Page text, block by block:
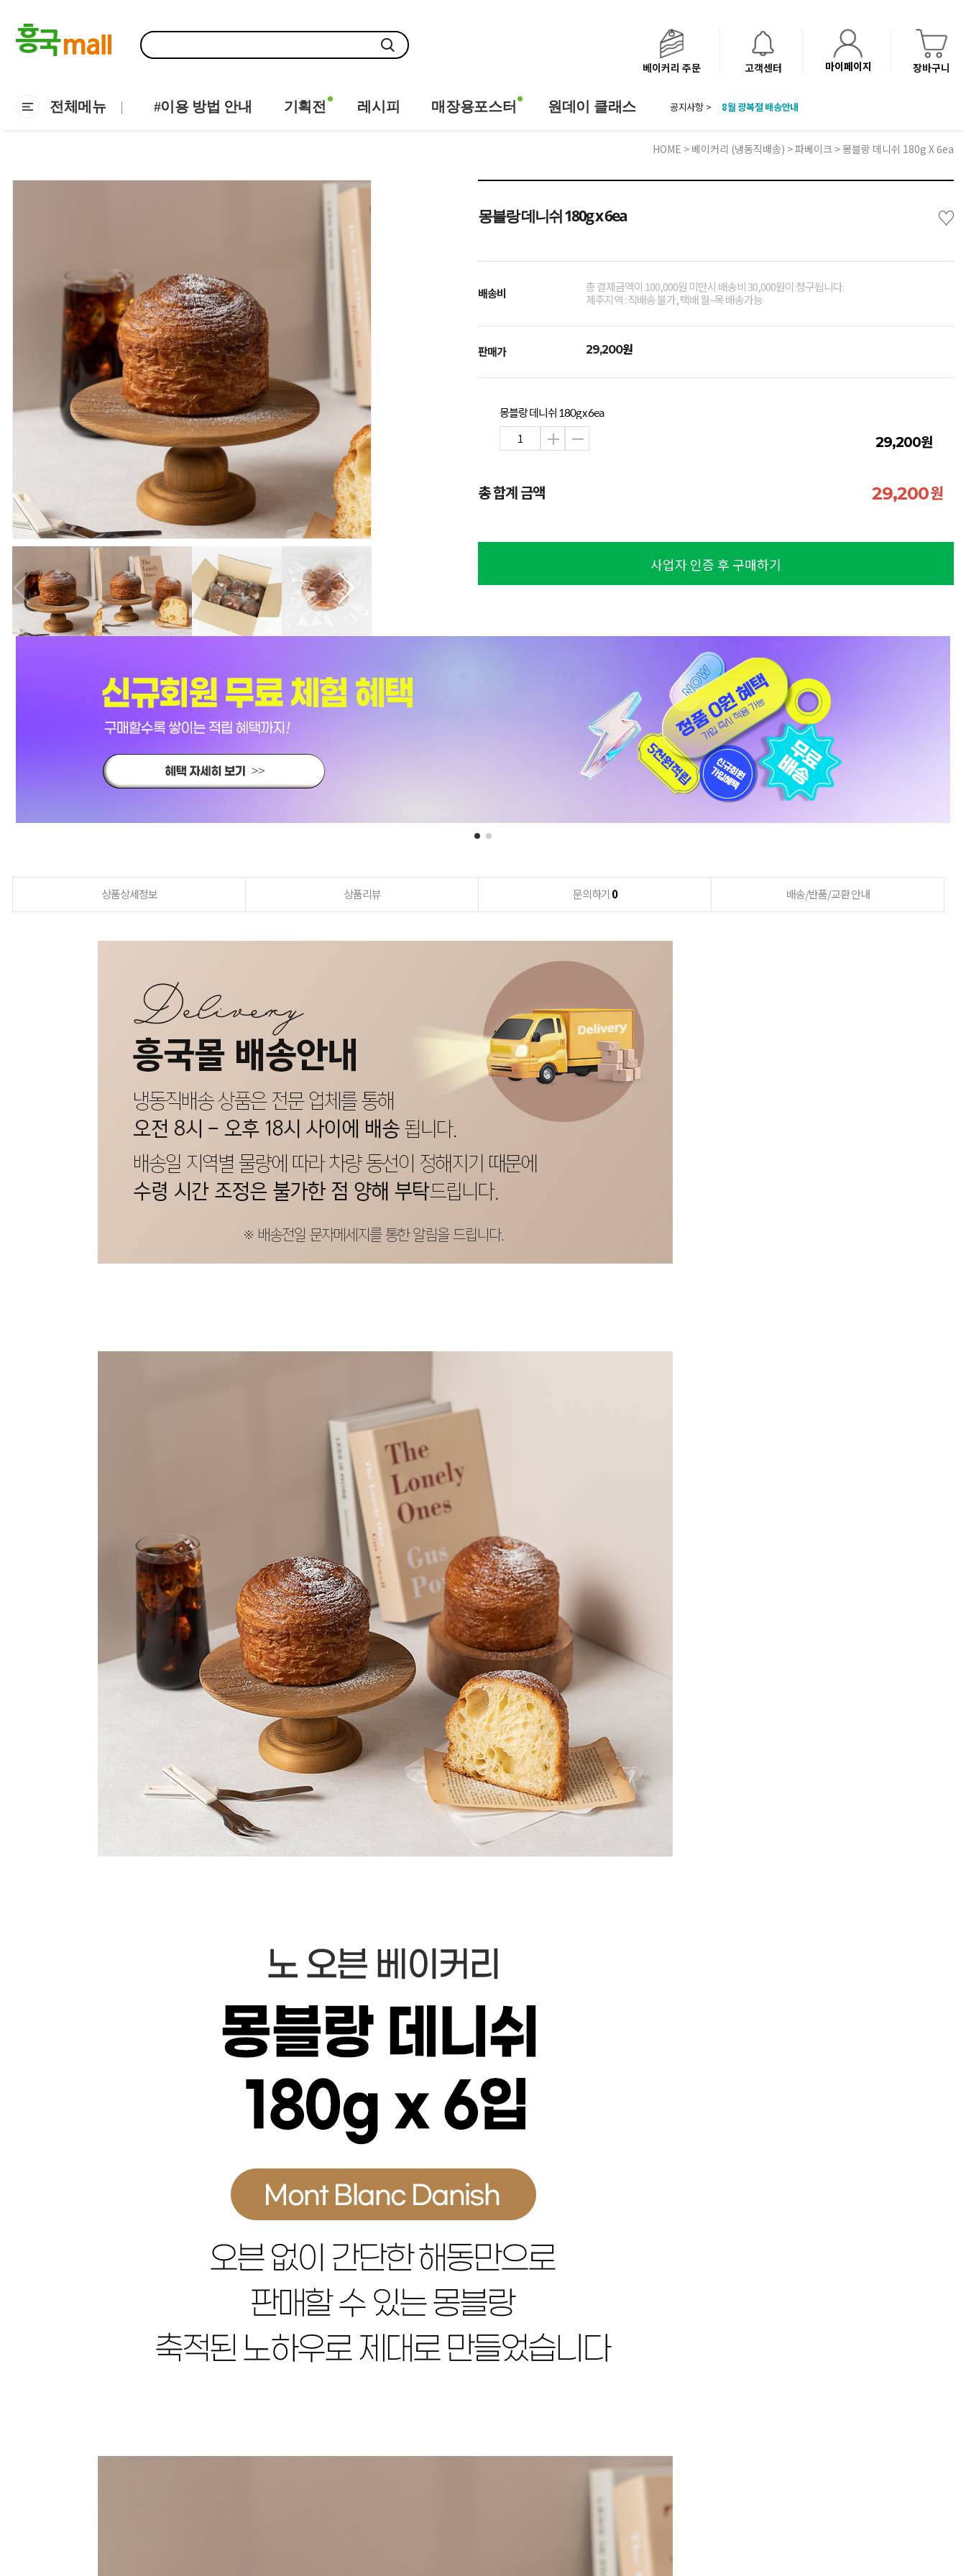
베이커리 주문 고객센터 마이페이지 장바구니
전체메뉴 #이용 방법 안내 기획전 레시피 매장용포스터 원데이 클래스 공지사항 >
8월 광복절 배송안내
HOME > 베이커리 (냉동직배송) >파베이크 > 몽블랑 데니쉬 180g X 6ea
몽블랑 데니쉬 180g x 6ea ♡
배송비
총 결제금액이 100,000원 미만시 배송비 30,000원이 청구됩니다.
제주지역 : 직배송 불가, 택배 월~목 배송가능
판매가 29,200원
몽블랑 데니쉬 180g x 6ea
29,200원
총 합계 금액 29,200원
사업자 인증 후 구매하기
상품상세정보 상품리뷰 문의하기 0 배송/반품/교환 안내